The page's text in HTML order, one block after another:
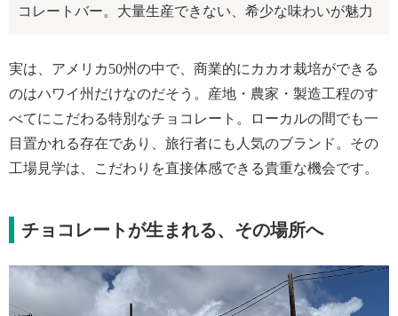
コレートバー。大量生産できない、希少な味わいが魅力
実は、アメリカ50州の中で、商業的にカカオ栽培ができる
のはハワイ州だけなのだそう。産地・農家・製造工程のす
べてにこだわる特別なチョコレート。ローカルの間でも一
目置かれる存在であり、旅行者にも人気のブランド。その
工場見学は、こだわりを直接体感できる貴重な機会です。
チョコレートが生まれる、その場所へ